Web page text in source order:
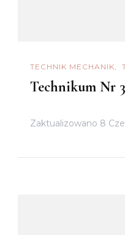
TECHNIK MECHANIK
Technikum Nr
Zaktualizowano 8